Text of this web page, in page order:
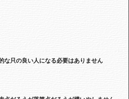
な只の良い人になる必要はありません